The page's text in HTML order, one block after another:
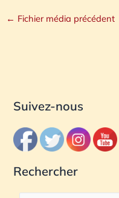
← Fichier média précédent
Suivez-nous
Rechercher